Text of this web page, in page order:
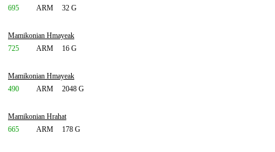
695
ARM 32 G
Mamikonian Hmayeak
725
ARM 16 G
Mamikonian Hmayeak
490
ARM 2048 G
Mamikonian Hrahat
665
ARM 178 G